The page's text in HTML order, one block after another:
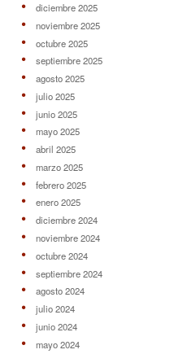
diciembre 2025
noviembre 2025
octubre 2025
septiembre 2025
agosto 2025
julio 2025
junio 2025
mayo 2025
abril 2025
marzo 2025
febrero 2025
enero 2025
diciembre 2024
noviembre 2024
octubre 2024
septiembre 2024
agosto 2024
julio 2024
junio 2024
mayo 2024